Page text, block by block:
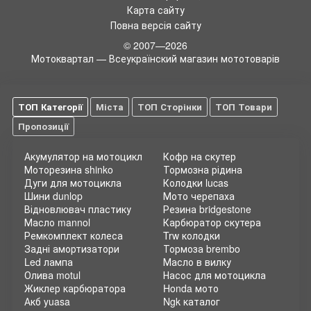
Карта сайту
Повна версія сайту
© 2007—2026
Мотоквартал — Всеукраїнский магазин мототоварів
ТОП Категорії Міста ТОП Сторінки
ТОП Товари
Пропозиції
Акумулятор на мотоцикл
Моторезина shinko
Дуги для мотоцикла
Шини dunlop
Відновлювач пластику
Масло mannol
Ремкомплект колеса
Задні амортизатори
Кофр на скутер
Тормозна рідина
Колодки lucas
Мото черепаха
Резина bridgestone
Карбюратор скутера
Trw колодки
Тормоза brembo
Led лампа
Олива motul
Жиклер карбюратора
Акб yuasa
Масло в вилку
Насос для мотоцикла
Honda мото
Ngk каталог